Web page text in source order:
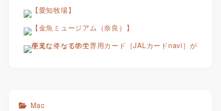
Mac